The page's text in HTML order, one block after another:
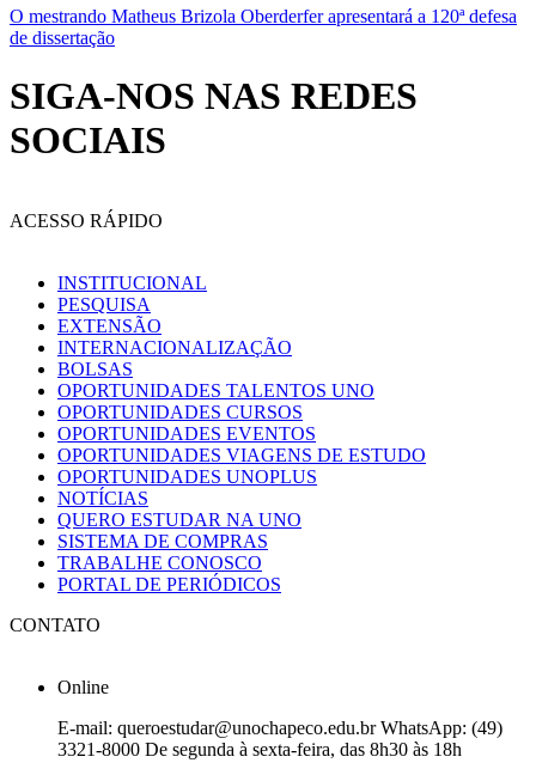
O mestrando Matheus Brizola Oberderfer apresentará a 120ª defesa
de dissertação
SIGA-NOS NAS REDES
SOCIAIS
ACESSO RÁPIDO
INSTITUCIONAL
PESQUISA
EXTENSÃO
INTERNACIONALIZAÇÃO
BOLSAS
OPORTUNIDADES TALENTOS UNO
OPORTUNIDADES CURSOS
OPORTUNIDADES EVENTOS
OPORTUNIDADES VIAGENS DE ESTUDO
OPORTUNIDADES UNOPLUS
NOTÍCIAS
QUERO ESTUDAR NA UNO
SISTEMA DE COMPRAS
TRABALHE CONOSCO
PORTAL DE PERIÓDICOS
CONTATO
Online
E-mail: queroestudar@unochapeco.edu.br WhatsApp: (49)
3321-8000 De segunda à sexta-feira, das 8h30 às 18h